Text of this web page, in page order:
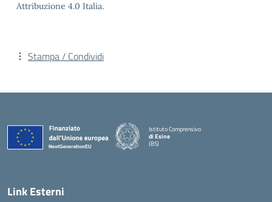
Attribuzione 4.0 Italia.
Stampa / Condividi
Istituto Comprensivo
di Esine
(BS)
Link Esterni